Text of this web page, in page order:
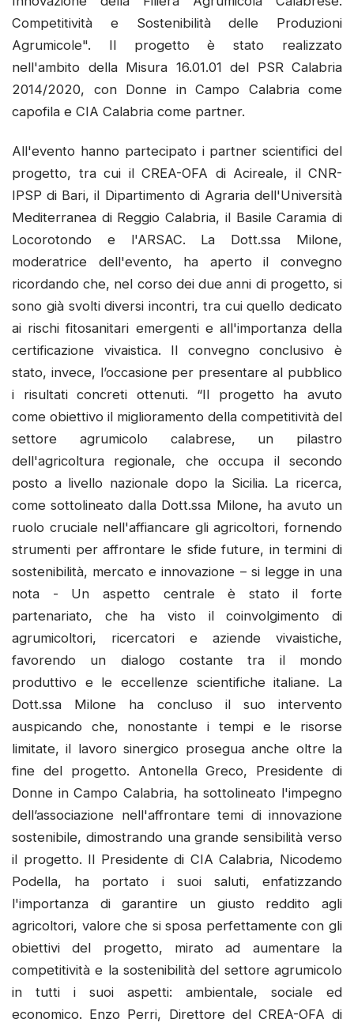
Competitività e Sostenibilità delle Produzioni
Agrumicole". Il progetto è stato realizzato
nell'ambito della Misura 16.01.01 del PSR Calabria
2014/2020, con Donne in Campo Calabria come
capofila e CIA Calabria come partner.
All'evento hanno partecipato i partner scientifici del
progetto, tra cui il CREA-OFA di Acireale, il CNR-
IPSP di Bari, il Dipartimento di Agraria dell'Università
Mediterranea di Reggio Calabria, il Basile Caramia di
Locorotondo e l'ARSAC. La Dott.ssa Milone,
moderatrice dell'evento, ha aperto il convegno
ricordando che, nel corso dei due anni di progetto, si
sono già svolti diversi incontri, tra cui quello dedicato
ai rischi fitosanitari emergenti e all'importanza della
certificazione vivaistica. Il convegno conclusivo è
stato, invece, l’occasione per presentare al pubblico
i risultati concreti ottenuti. “Il progetto ha avuto
come obiettivo il miglioramento della competitività del
settore agrumicolo calabrese, un pilastro
dell'agricoltura regionale, che occupa il secondo
posto a livello nazionale dopo la Sicilia. La ricerca,
come sottolineato dalla Dott.ssa Milone, ha avuto un
ruolo cruciale nell'affiancare gli agricoltori, fornendo
strumenti per affrontare le sfide future, in termini di
sostenibilità, mercato e innovazione – si legge in una
nota - Un aspetto centrale è stato il forte
partenariato, che ha visto il coinvolgimento di
agrumicoltori, ricercatori e aziende vivaistiche,
favorendo un dialogo costante tra il mondo
produttivo e le eccellenze scientifiche italiane. La
Dott.ssa Milone ha concluso il suo intervento
auspicando che, nonostante i tempi e le risorse
limitate, il lavoro sinergico prosegua anche oltre la
fine del progetto. Antonella Greco, Presidente di
Donne in Campo Calabria, ha sottolineato l'impegno
dell’associazione nell'affrontare temi di innovazione
sostenibile, dimostrando una grande sensibilità verso
il progetto. Il Presidente di CIA Calabria, Nicodemo
Podella, ha portato i suoi saluti, enfatizzando
l'importanza di garantire un giusto reddito agli
agricoltori, valore che si sposa perfettamente con gli
obiettivi del progetto, mirato ad aumentare la
competitività e la sostenibilità del settore agrumicolo
in tutti i suoi aspetti: ambientale, sociale ed
economico. Enzo Perri, Direttore del CREA-OFA di